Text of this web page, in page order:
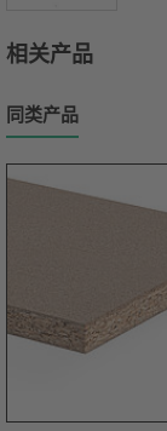
相关产品
同类产品